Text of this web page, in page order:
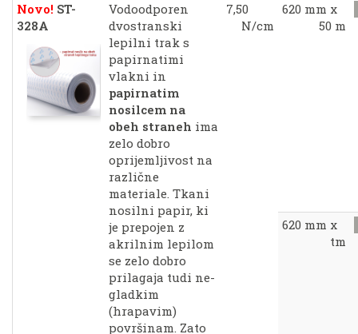
Novo! ST-
328A
Vodoodporen
dvostranski
lepilni trak s
papirnatimi
vlakni in
papirnatim
nosilcem na
obeh straneh ima
zelo dobro
oprijemljivost na
različne
materiale. Tkani
nosilni papir, ki
je prepojen z
akrilnim lepilom
se zelo dobro
prilagaja tudi ne-
gladkim
(hrapavim)
površinam. Zato
7,50
N/cm
620 mm x
50 m
620 mm x
tm